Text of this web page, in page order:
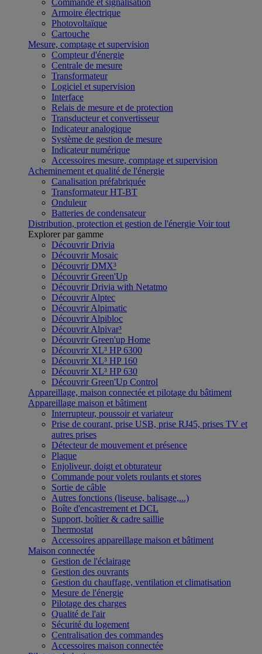
Commande et signalisation
Armoire électrique
Photovoltaïque
Cartouche
Mesure, comptage et supervision
Compteur d'énergie
Centrale de mesure
Transformateur
Logiciel et supervision
Interface
Relais de mesure et de protection
Transducteur et convertisseur
Indicateur analogique
Système de gestion de mesure
Indicateur numérique
Accessoires mesure, comptage et supervision
Acheminement et qualité de l'énergie
Canalisation préfabriquée
Transformateur HT-BT
Onduleur
Batteries de condensateur
Distribution, protection et gestion de l'énergie Voir tout
Explorer par gamme
Découvrir Drivia
Découvrir Mosaic
Découvrir DMX³
Découvrir Green'Up
Découvrir Drivia with Netatmo
Découvrir Alptec
Découvrir Alpimatic
Découvrir Alpibloc
Découvrir Alpivar³
Découvrir Green'up Home
Découvrir XL³ HP 6300
Découvrir XL³ HP 160
Découvrir XL³ HP 630
Découvrir Green'Up Control
Appareillage, maison connectée et pilotage du bâtiment
Appareillage maison et bâtiment
Interrupteur, poussoir et variateur
Prise de courant, prise USB, prise RJ45, prises TV et
autres prises
Détecteur de mouvement et présence
Plaque
Enjoliveur, doigt et obturateur
Commande pour volets roulants et stores
Sortie de câble
Autres fonctions (liseuse, balisage,...)
Boîte d'encastrement et DCL
Support, boîtier & cadre saillie
Thermostat
Accessoires appareillage maison et bâtiment
Maison connectée
Gestion de l'éclairage
Gestion des ouvrants
Gestion du chauffage, ventilation et climatisation
Mesure de l'énergie
Pilotage des charges
Qualité de l'air
Sécurité du logement
Centralisation des commandes
Accessoires maison connectée